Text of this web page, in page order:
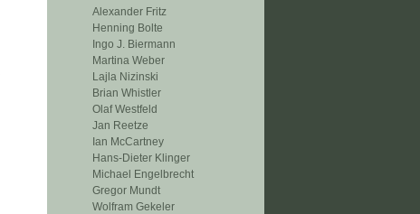
Alexander Fritz
Henning Bolte
Ingo J. Biermann
Martina Weber
Lajla Nizinski
Brian Whistler
Olaf Westfeld
Jan Reetze
Ian McCartney
Hans-Dieter Klinger
Michael Engelbrecht
Gregor Mundt
Wolfram Gekeler